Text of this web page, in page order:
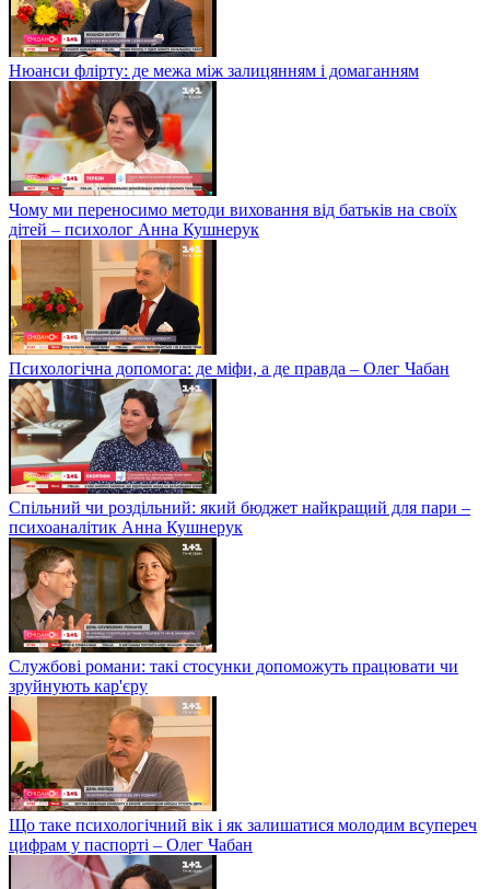
Нюанси флірту: де межа між залицянням і домаганням
Чому ми переносимо методи виховання від батьків на своїх
дітей – психолог Анна Кушнерук
Психологічна допомога: де міфи, а де правда – Олег Чабан
Спільний чи роздільний: який бюджет найкращий для пари –
психоаналітик Анна Кушнерук
Службові романи: такі стосунки допоможуть працювати чи
зруйнують кар'єру
Що таке психологічний вік і як залишатися молодим всупереч
цифрам у паспорті – Олег Чабан